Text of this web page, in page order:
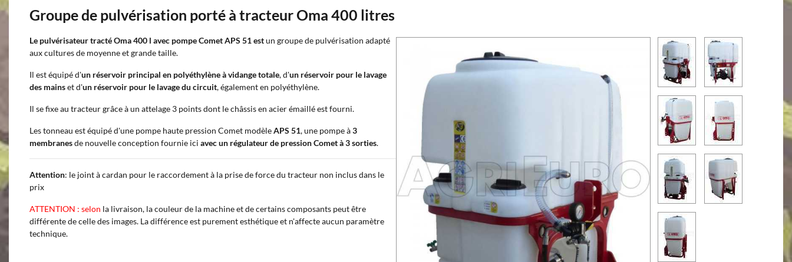
Groupe de pulvérisation porté à tracteur Oma 400 litres
Le pulvérisateur tracté Oma 400 l avec pompe Comet APS 51 estun groupe de pulvérisation adapté
aux cultures de moyenne et grande taille.
Il est équipé d'un réservoir principal en polyéthylène à vidange totale, d'un réservoir pour le lavage
des mainset d'un réservoir pour le lavage du circuit, également en polyéthylène.
Il se fixe au tracteur grâce à un attelage 3 points dont le châssis en acier émaillé est fourni.
Les tonneau est équipé d'une pompe haute pression Comet modèleAPS 51, une pompe à3
membranesde nouvelle conception fournie ici avec un régulateur de pression Comet à 3 sorties.
Attention: le joint à cardan pour le raccordement à la prise de force du tracteur non inclus dans le
prix
ATTENTION : selon la livraison, la couleur de la machine et de certains composants peut être
différente de celle des images. La différence est purement esthétique et n'affecte aucun paramètre
technique.